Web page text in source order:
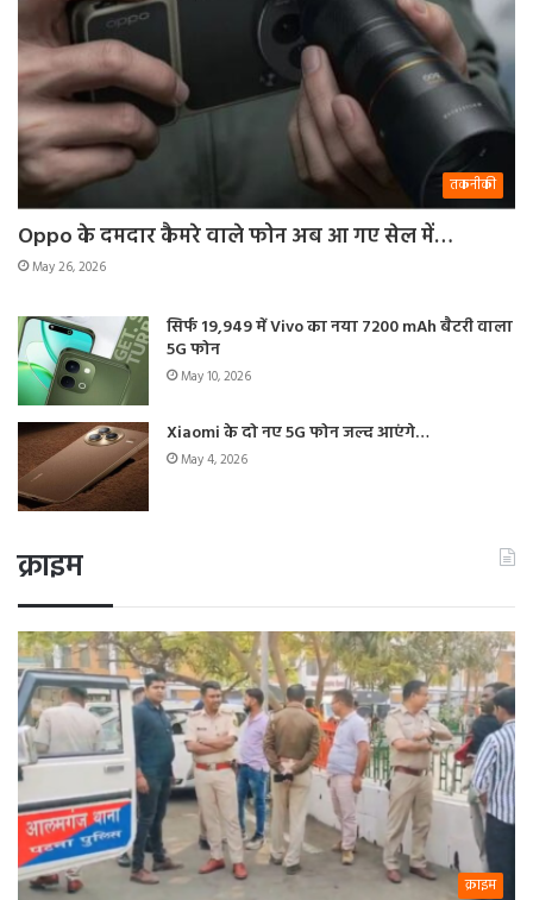
तकनीकी
Oppo के दमदार कैमरे वाले फोन अब आ गए सेल में…
May 26, 2026
सिर्फ 19,949 में Vivo का नया 7200 mAh बैटरी वाला
5G फोन
May 10, 2026
Xiaomi के दो नए 5G फोन जल्द आएंगे…
May 4, 2026
क्राइम
क्राइम